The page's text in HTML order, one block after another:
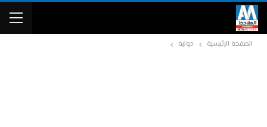
الصفحة الرئيسية دولية